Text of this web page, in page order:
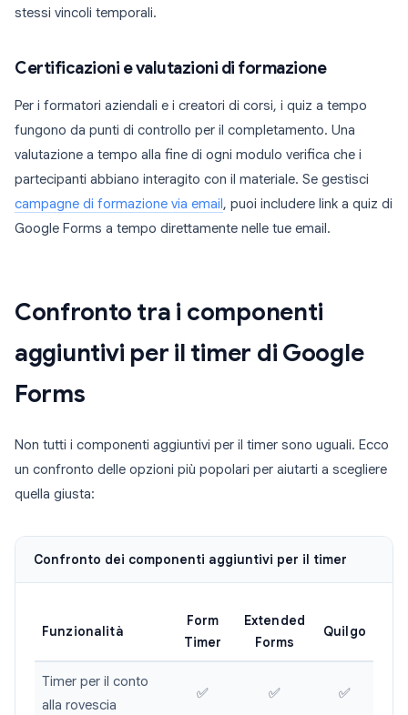
stessi vincoli temporali.
Certificazioni e valutazioni di formazione
Per i formatori aziendali e i creatori di corsi, i quiz a tempo
fungono da punti di controllo per il completamento. Una
valutazione a tempo alla fine di ogni modulo verifica che i
partecipanti abbiano interagito con il materiale. Se gestisci
campagne di formazione via email , puoi includere link a quiz di
Google Forms a tempo direttamente nelle tue email.
Confronto tra i componenti
aggiuntivi per il timer di Google
Forms
Non tutti i componenti aggiuntivi per il timer sono uguali. Ecco
un confronto delle opzioni più popolari per aiutarti a scegliere
quella giusta:
Confronto dei componenti aggiuntivi per il timer
Funzionalità
Form
Timer
Extended
Forms
Quilgo
Timer per il conto
alla rovescia
✅ ✅ ✅